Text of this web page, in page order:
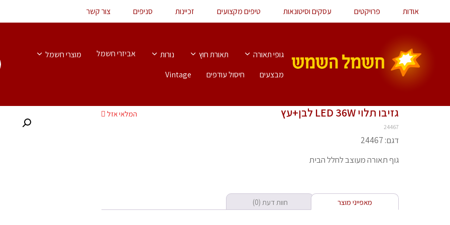
אודות פרויקטים עסקים וסיטונאות טיפים מקצועים זכיינות סניפים צור קשר
גופי תאורה תאורת חוץ נורות אביזרי חשמל
מוצרי חשמל
מבצעים
חיסול עודפים Vintage
גזיבו תלוי LED 36W לבן+עץ המלאי אזל
24467
דגם: 24467
גוף תאורה מעוצב לחלל הבית
מאפייני מוצר חוות דעת (0)